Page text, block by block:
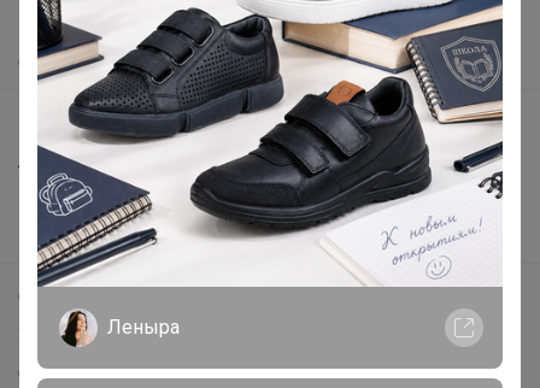
Помощь
О нас
Все предложения
Анонсы
Новости
Поддержка альпак
Самое выгодное
Хиты продаж
Самое желанное
Леныра